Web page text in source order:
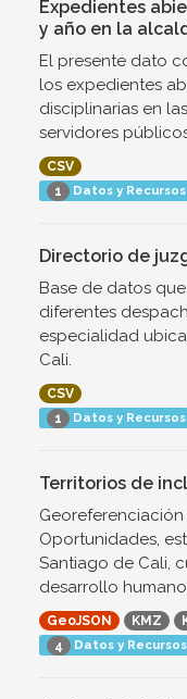
Expedientes
y año en la
El presente dato
los expedientes
disciplinarias en
servidores
CSV
1 Datos y Recursos
Directorio de
Base de datos
diferentes
especialidad
Cali.
CSV
1 Datos y Recursos
Territorios de
Oportunidades,
Santiago de Cali,
desarrollo
GeoJSON KMZ
4 Datos y Recursos